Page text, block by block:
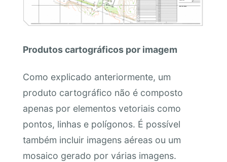
Produtos cartográficos por imagem
Como explicado anteriormente, um
produto cartográfico não é composto
apenas por elementos vetoriais como
pontos, linhas e polígonos. É possível
também incluir imagens aéreas ou um
mosaico gerado por várias imagens.